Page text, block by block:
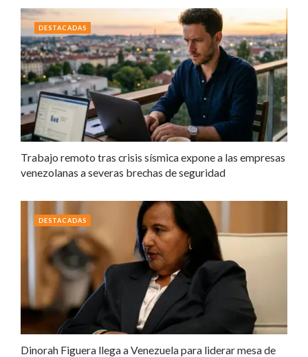
Trabajo remoto tras crisis sísmica expone a las empresas
venezolanas a severas brechas de seguridad
DESTACADAS
Dinorah Figuera llega a Venezuela para liderar mesa de
DESTACADAS